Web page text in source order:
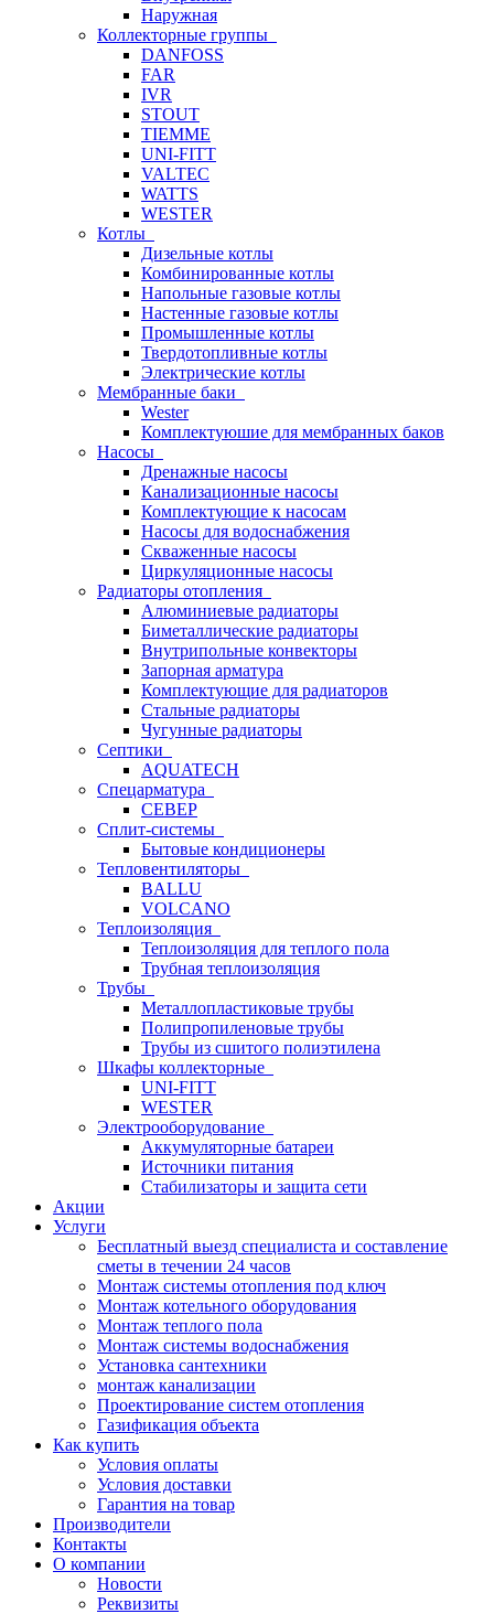
Наружная
Коллекторные группы
DANFOSS
FAR
IVR
STOUT
TIEMME
UNI-FITT
VALTEC
WATTS
WESTER
Котлы
Дизельные котлы
Комбинированные котлы
Напольные газовые котлы
Настенные газовые котлы
Промышленные котлы
Твердотопливные котлы
Электрические котлы
Мембранные баки
Wester
Комплектуюшие для мембранных баков
Насосы
Дренажные насосы
Канализационные насосы
Комплектующие к насосам
Насосы для водоснабжения
Скваженные насосы
Циркуляционные насосы
Радиаторы отопления
Алюминиевые радиаторы
Биметаллические радиаторы
Внутрипольные конвекторы
Запорная арматура
Комплектующие для радиаторов
Стальные радиаторы
Чугунные радиаторы
Септики
AQUATECH
Спецарматура
СЕВЕР
Сплит-системы
Бытовые кондиционеры
Тепловентиляторы
BALLU
VOLCANO
Теплоизоляция
Теплоизоляция для теплого пола
Трубная теплоизоляция
Трубы
Металлопластиковые трубы
Полипропиленовые трубы
Трубы из сшитого полиэтилена
Шкафы коллекторные
UNI-FITT
WESTER
Электрооборудование
Аккумуляторные батареи
Источники питания
Стабилизаторы и защита сети
Акции
Услуги
Бесплатный выезд специалиста и составление
сметы в течении 24 часов
Монтаж системы отопления под ключ
Монтаж котельного оборудования
Монтаж теплого пола
Монтаж системы водоснабжения
Установка сантехники
монтаж канализации
Проектирование систем отопления
Газификация объекта
Как купить
Условия оплаты
Условия доставки
Гарантия на товар
Производители
Контакты
О компании
Новости
Реквизиты